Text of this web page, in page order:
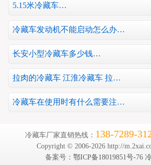
5.15米冷藏车…
冷藏车发动机不能启动怎么办…
长安小型冷藏车多少钱…
拉肉的冷藏车 江淮冷藏车 拉…
冷藏车在使用时有什么需要注…
冷藏车厂家直销热线： 138-7289-
Copyright © 2006-2026 http://
备案号： 鄂ICP备18019851号-76